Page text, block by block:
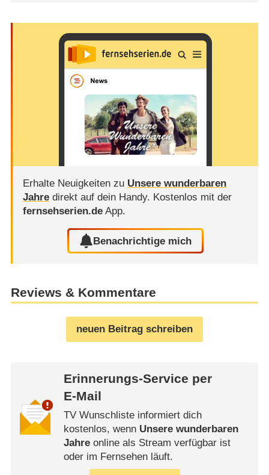
Erhalte Neuigkeiten zu Unsere wunderbaren
Jahredirekt auf dein Handy. Kostenlos mit der
fernsehserien.deApp.
Benachrichtige mich
Reviews & Kommentare
neuen Beitrag schreiben
Erinnerungs-Service per
E-Mail
TV Wunschliste informiert dich
kostenlos, wenn Unsere wunderbaren
Jahreonline als Stream verfügbar ist
oder im Fernsehen läuft.